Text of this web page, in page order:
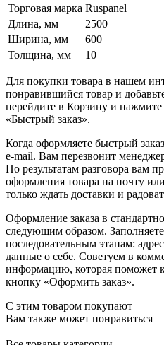
Торговая марка Ruspanel
Длина, мм
2500
Ширина, мм
600
Толщина, мм
10
Для покупки товара в нашем
понравившийся товар и
перейдите в Корзину и
«Быстрый заказ».
Когда оформляете быстрый
e-mail. Вам перезвонит
По результатам разговора вам
оформления товара на почту
только ждать доставки и
Оформление заказа в
следующим образом.
последовательным этапам:
данные о себе. Советуем в
информацию, которая поможет
кнопку «Оформить заказ».
С этим товаром покупают
Вам также может понравиться